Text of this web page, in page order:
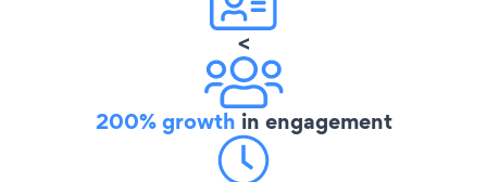
<
200% growth in engagement